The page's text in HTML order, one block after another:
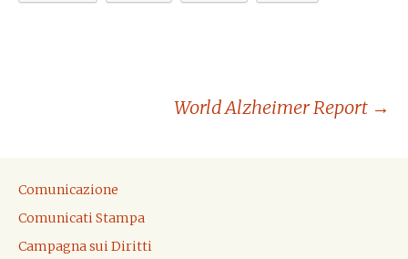
articolo
World Alzheimer Report →
Comunicazione
Comunicati Stampa
Campagna sui Diritti